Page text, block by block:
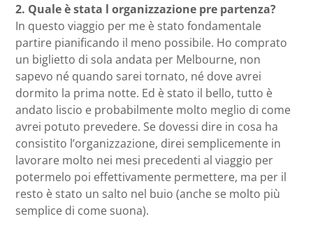
2. Quale è stata l organizzazione pre partenza?
In questo viaggio per me è stato fondamentale
partire pianificando il meno possibile. Ho comprato
un biglietto di sola andata per Melbourne, non
sapevo né quando sarei tornato, né dove avrei
dormito la prima notte. Ed è stato il bello, tutto è
andato liscio e probabilmente molto meglio di come
avrei potuto prevedere. Se dovessi dire in cosa ha
consistito l’organizzazione, direi semplicemente in
lavorare molto nei mesi precedenti al viaggio per
potermelo poi effettivamente permettere, ma per il
resto è stato un salto nel buio (anche se molto più
semplice di come suona).